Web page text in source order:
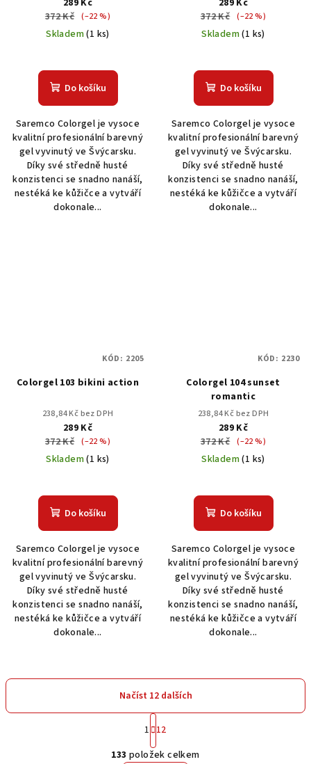
372 Kč (–22 %)
Skladem(1 ks)
Do košíku
Saremco Colorgel je vysoce
kvalitní profesionální barevný
gel vyvinutý ve Švýcarsku.
Díky své středně husté
konzistenci se snadno nanáší,
nestéká ke kůžičce a vytváří
dokonale...
372 Kč (–22 %)
Skladem(1 ks)
Do košíku
Saremco Colorgel je vysoce
kvalitní profesionální barevný
gel vyvinutý ve Švýcarsku.
Díky své středně husté
konzistenci se snadno nanáší,
nestéká ke kůžičce a vytváří
dokonale...
Colorgel 103 bikini action
238,84 Kč bez DPH
289 Kč
372 Kč (–22 %)
Skladem(1 ks)
Do košíku
Saremco Colorgel je vysoce
kvalitní profesionální barevný
gel vyvinutý ve Švýcarsku.
Díky své středně husté
konzistenci se snadno nanáší,
nestéká ke kůžičce a vytváří
dokonale...
KÓD: 2205
Colorgel 104 sunset
romantic
238,84 Kč bez DPH
289 Kč
372 Kč (–22 %)
Skladem(1 ks)
Do košíku
Saremco Colorgel je vysoce
kvalitní profesionální barevný
gel vyvinutý ve Švýcarsku.
Díky své středně husté
konzistenci se snadno nanáší,
nestéká ke kůžičce a vytváří
dokonale...
KÓD: 2230
O
v
Načíst 12 dalších
S
t
r
á
1 12
133 položek celkem